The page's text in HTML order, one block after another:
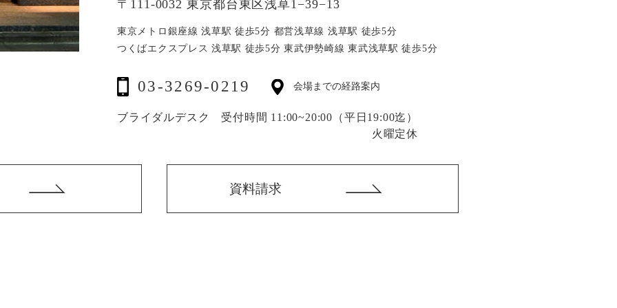
〒111-0032 東京都台東区浅草1−39−13
東京メトロ銀座線 浅草駅 徒歩5分 都営浅草線 浅草駅 徒歩5分
つくばエクスプレス 浅草駅 徒歩5分東武伊勢崎線 東武浅草駅 徒歩5分
会場までの経路案内
03-3269-0219
ブライダルデスク 受付時間 11:00~20:00 （平日19:00迄）
火曜定休
資料請求